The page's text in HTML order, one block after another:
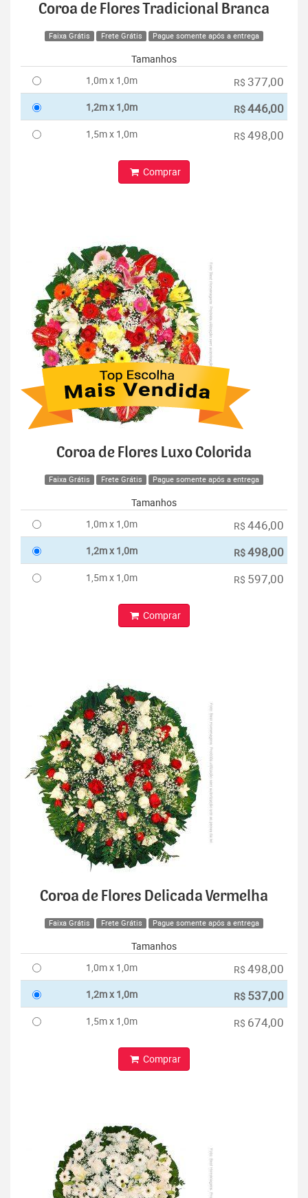
Coroa de Flores Tradicional Branca
Faixa Grátis Frete Grátis Pague somente após a entrega
Tamanhos
1,0m x 1,0m
R$ 377,00
1,2m x 1,0m R$446,00
1,5m x 1,0m R$ 498,00
Comprar
Coroa de Flores Luxo Colorida
Faixa Grátis Frete Grátis Pague somente após a entrega
Tamanhos
1,0m x 1,0m
R$ 446,00
1,2m x 1,0m R$498,00
1,5m x 1,0m R$ 597,00
Comprar
Coroa de Flores Delicada Vermelha
Faixa Grátis Frete Grátis Pague somente após a entrega
Tamanhos
1,0m x 1,0m
R$ 498,00
1,2m x 1,0m R$ 537,00
1,5m x 1,0m R$ 674,00
Comprar